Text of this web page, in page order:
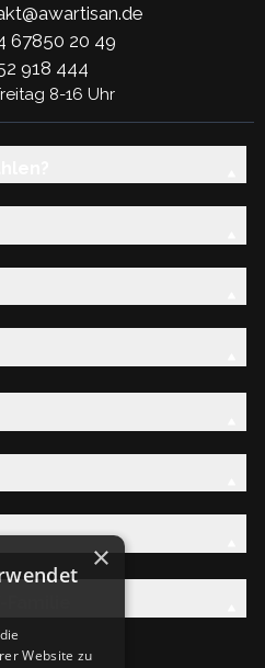
67850 20 49
918 444
8-16 Uhr
×
Website zu